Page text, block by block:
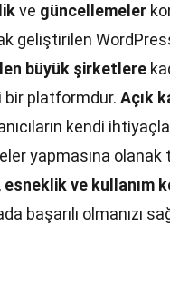
ve güncellemeler
geliştirilen
büyük şirketlere
platformdur. Açık
kendi
yapmasına olanak
esneklik ve kullanım
başarılı olmanızı